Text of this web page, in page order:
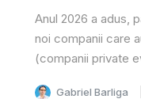
Anul 2026 a adus,
noi companii care
(companii private
Gabriel Barliga